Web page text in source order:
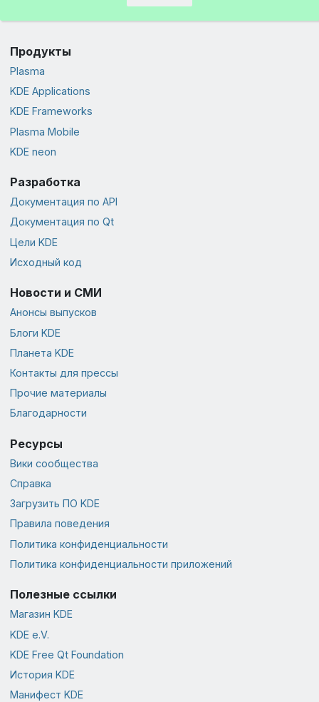
Продукты
Plasma
KDE Applications
KDE Frameworks
Plasma Mobile
KDE neon
Разработка
Документация по API
Документация по Qt
Цели KDE
Исходный код
Новости и СМИ
Анонсы выпусков
Блоги KDE
Планета KDE
Контакты для прессы
Прочие материалы
Благодарности
Ресурсы
Вики сообщества
Справка
Загрузить ПО KDE
Правила поведения
Политика конфиденциальности
Политика конфиденциальности приложений
Полезные ссылки
Магазин KDE
KDE e.V.
KDE Free Qt Foundation
История KDE
Манифест KDE